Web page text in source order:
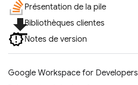
Présentation de la pile
file_downloadBibliothèques clientes
Notes de version
Google Workspace for Developers